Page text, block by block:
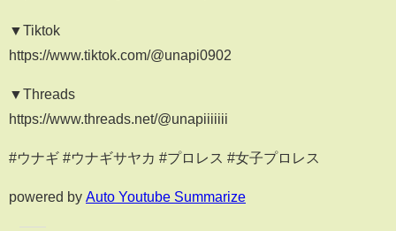
▼Tiktok
https://www.tiktok.com/@unapi0902
▼Threads
https://www.threads.net/@unapiiiiiii
#ウナギ #ウナギサヤカ #プロレス #女子プロレス
powered by Auto Youtube Summarize